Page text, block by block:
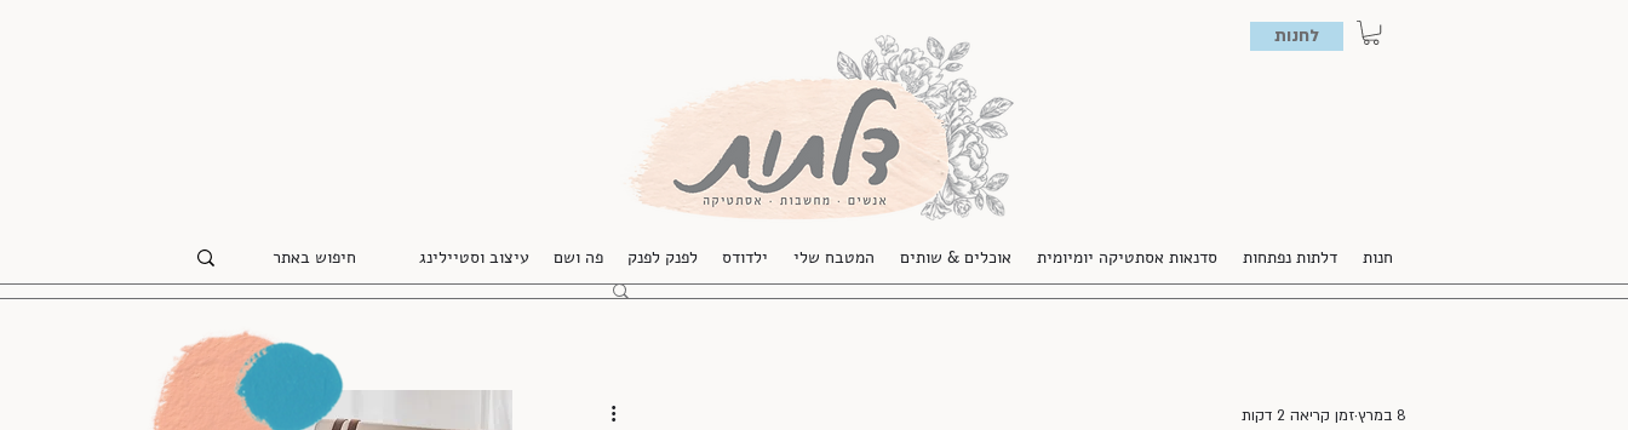
לחנות
חנות דלתות נפתחות סדנאות אסתטיקה יומיומית אוכלים & שותים המטבח שלי ילדודס לפנק לפנק פה ושם עיצוב וסטיילינג
8 במרץ זמן קריאה 2 דקות